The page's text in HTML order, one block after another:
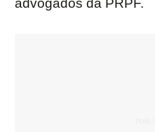
advogados da PRPF.